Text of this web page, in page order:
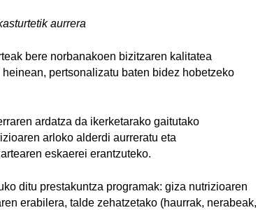
aurrera
bere norbanakoen bizitzaren kalitatea
pertsonalizatu baten bidez hobetzeko
ardatza da ikerketarako gaitutako
arloko alderdi aurreratu eta
eskaerei erantzuteko.
ditu prestakuntza programak: giza nutrizioaren
erabilera, talde zehatzetako (haurrak, nerabeak,